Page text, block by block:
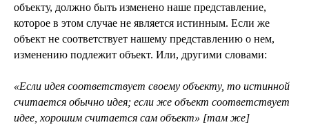
объекту, должно быть изменено наше представление,
которое в этом случае не является истинным. Если же
объект не соответствует нашему представлению о нем,
изменению подлежит объект. Или, другими словами:
«Если идея соответствует своему объекту, то истинной
считается обычно идея; если же объект соответствует
идее, хорошим считается сам объект» [там же]